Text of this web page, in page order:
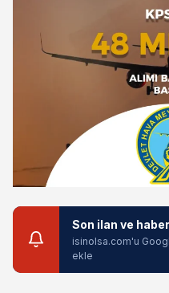
Son ilan ve
isinolsa.com'u
ekle